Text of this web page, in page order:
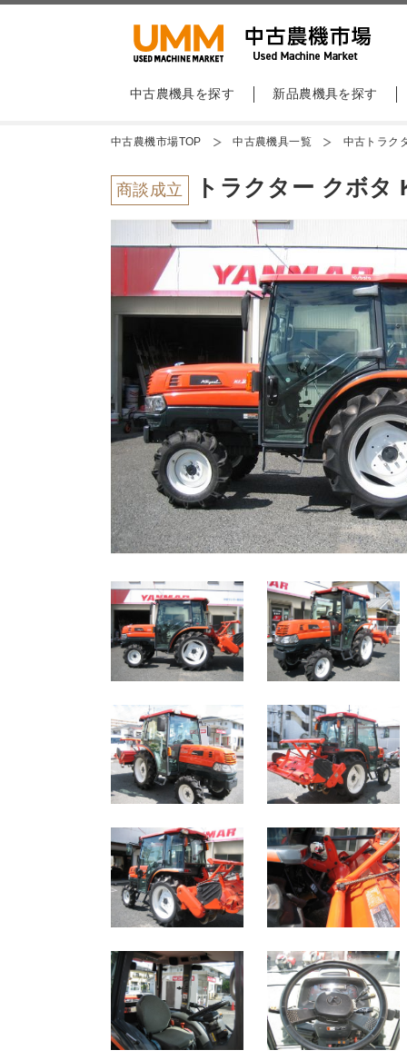
中古農機具を探す 新品農機具を探す
中古農機市場TOP 中古農機具一覧 中古トラク
商談成立 トラクター クボタ